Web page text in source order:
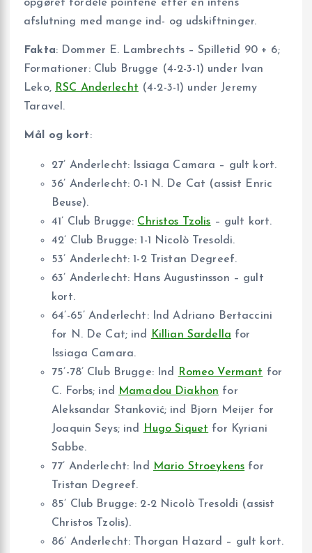
opgøret fordele pointene efter en intens
afslutning med mange ind- og udskiftninger.
Fakta: Dommer E. Lambrechts – Spilletid 90 + 6;
Formationer: Club Brugge (4-2-3-1) under Ivan
Leko, RSC Anderlecht (4-2-3-1) under Jeremy
Taravel.
Mål og kort:
27’ Anderlecht: Issiaga Camara – gult kort.
36’ Anderlecht: 0-1 N. De Cat (assist Enric
Beuse).
41’ Club Brugge: Christos Tzolis – gult kort.
42’ Club Brugge: 1-1 Nicolò Tresoldi.
53’ Anderlecht: 1-2 Tristan Degreef.
63’ Anderlecht: Hans Augustinsson – gult
kort.
64’-65’ Anderlecht: Ind Adriano Bertaccini
for N. De Cat; ind
Killian Sardella for
Issiaga Camara.
75’-78’ Club Brugge: Ind
Romeo Vermant for
C. Forbs; ind
Mamadou Diakhon for
Aleksandar Stanković; ind Bjorn Meijer for
Joaquin Seys; ind
Hugo Siquet for Kyriani
Sabbe.
77’ Anderlecht: Ind
Mario Stroeykens for
Tristan Degreef.
85’ Club Brugge: 2-2 Nicolò Tresoldi (assist
Christos Tzolis).
86’ Anderlecht: Thorgan Hazard – gult kort.